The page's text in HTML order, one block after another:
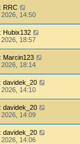
RRC
2026, 14:50
Hubix132
2026, 18:57
Marcin123
2026, 18:14
davidek_20
2026, 14:10
davidek_20
2026, 14:09
davidek_20
2026, 14:06